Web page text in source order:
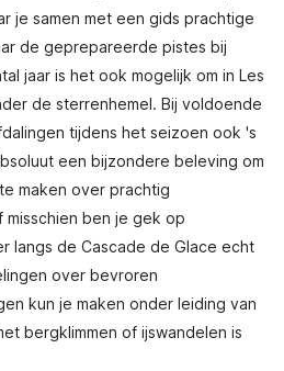
je samen met een gids prachtige
de geprepareerde pistes bij
jaar is het ook mogelijk om in Les
de sterrenhemel. Bij voldoende
tijdens het seizoen ook 's
een bijzondere beleving om
maken over prachtig
ben je gek op
langs de Cascade de Glace echt
over bevroren
kun je maken onder leiding van
bergklimmen of ijswandelen is